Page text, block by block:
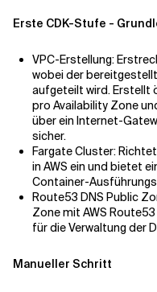
Erste CDK-Stufe -
VPC-Erstellung:
wobei der
aufgeteilt wird. Erstellt
pro Availability Zone
über ein Internet-
sicher.
Fargate Cluster:
in AWS ein und bietet
Container-
Route53 DNS Public
Zone mit AWS
für die Verwaltung der
Manueller Schritt